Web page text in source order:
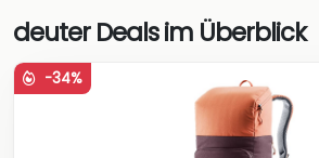
deuter Deals im Überblick
-34%